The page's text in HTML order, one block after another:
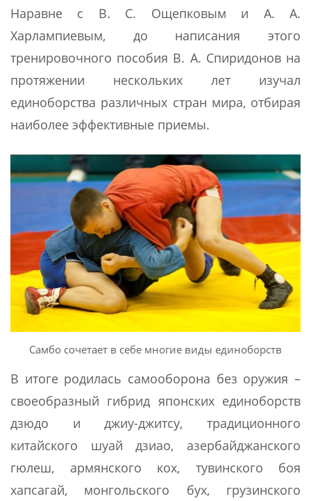
Наравне с В. С. Ощепковым и А. А.
Харлампиевым, до написания этого
тренировочного пособия В. А. Спиридонов на
протяжении нескольких лет изучал
единоборства различных стран мира, отбирая
наиболее эффективные приемы.
Самбо сочетает в себе многие виды единоборств
В итоге родилась самооборона без оружия –
своеобразный гибрид японских единоборств
дзюдо и джиу-джитсу, традиционного
китайского шуай дзиао, азербайджанского
гюлеш, армянского кох, тувинского боя
хапсагай, монгольского бух, грузинского